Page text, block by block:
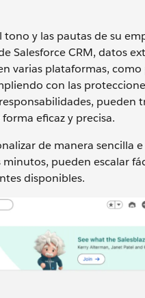
y las pautas de su
Salesforce CRM, datos
varias plataformas,
con las
pueden
eficaz y precisa.
de manera sencilla
pueden escalar
disponibles.